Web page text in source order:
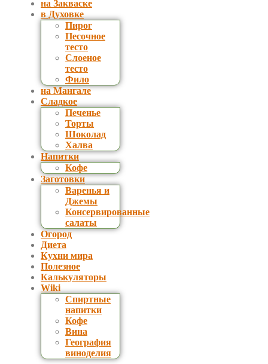
на Закваске
в Духовке
Пирог
Песочное
тесто
Слоеное
тесто
Фило
на Мангале
Сладкое
Печенье
Торты
Шоколад
Халва
Напитки
Кофе
Заготовки
Варенья и
Джемы
Консервированные
салаты
Огород
Диета
Кухни мира
Полезное
Калькуляторы
Wiki
Спиртные
напитки
Кофе
Вина
География
виноделия